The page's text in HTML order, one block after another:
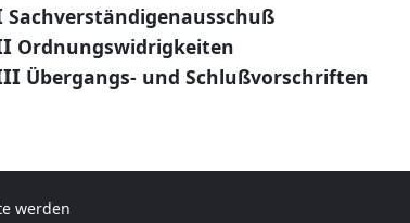
Sachverständigenausschuß
Ordnungswidrigkeiten
Übergangs- und Schlußvorschriften
werden